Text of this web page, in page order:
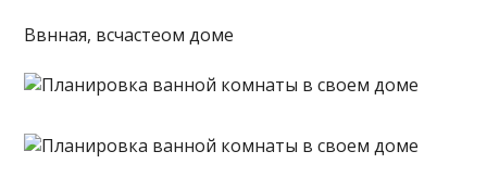
Ввнная, всчастеом доме